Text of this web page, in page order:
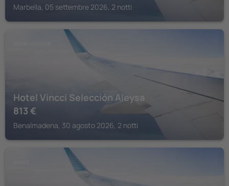
Marbella, 05 settembre 2026, 2 notti
Hotel Vincci Selección Aleysa
813 €
Benalmadena, 30 agosto 2026, 2 notti